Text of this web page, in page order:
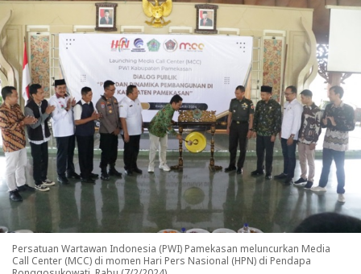
Persatuan Wartawan Indonesia (PWI) Pamekasan meluncurkan Media
Call Center (MCC) di momen Hari Pers Nasional (HPN) di Pendapa